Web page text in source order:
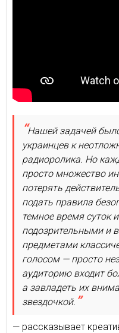
Нашей задачей
украинцев к
радиоролика. Но
просто множество
потерять
подать правила
темное время суток
подозрительными и
предметами
голосом — просто
аудиторию входит
а завладеть их
звездочкой.
— рассказывает